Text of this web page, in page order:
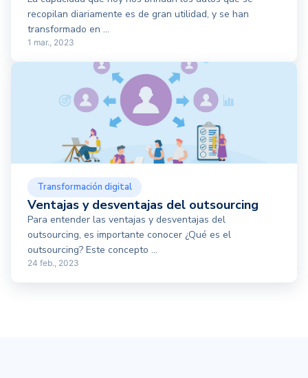
recopilan diariamente es de gran utilidad, y se han
transformado en ...
1 mar., 2023
Transformación digital
Ventajas y desventajas del outsourcing
Para entender las ventajas y desventajas del
outsourcing, es importante conocer ¿Qué es el
outsourcing? Este concepto ...
24 feb., 2023